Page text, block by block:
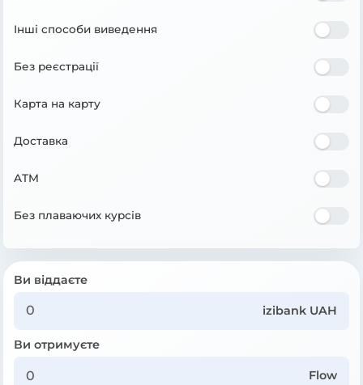
Інші способи виведення
Без реєстрації
Карта на карту
Доставка
ATM
Без плаваючих курсів
Ви віддаєте
izibank UAH
Ви отримуєте
Flow